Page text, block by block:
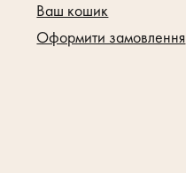
Ваш кошик
Оформити замовлення